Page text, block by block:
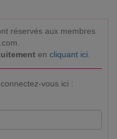
réservés aux membres
en cliquant ici
vous ici :